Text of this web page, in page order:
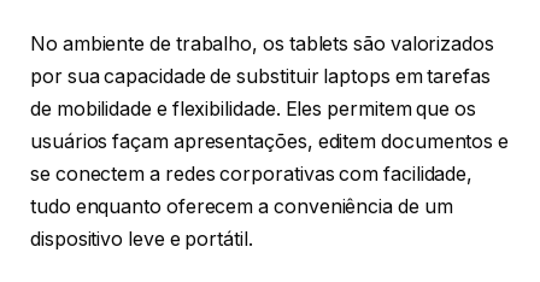
No ambiente de trabalho, os tablets são valorizados
por sua capacidade de substituir laptops em tarefas
de mobilidade e flexibilidade. Eles permitem que os
usuários façam apresentações, editem documentos e
se conectem a redes corporativas com facilidade,
tudo enquanto oferecem a conveniência de um
dispositivo leve e portátil.